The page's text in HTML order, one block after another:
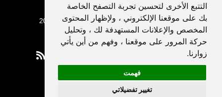
التتبع الأخرى لتحسين تجربة التصفح الخاصة
بك على موقعنا الإلكتروني ، ولإظهار المحتوى
المخصص والإعلانات المستهدفة لك ، وتحليل
حركة المرور على موقعنا ، وفهم من أين يأتي
زوارنا.
فهمت
تغيير تفضيلاتي
جميع الحقوق محفوظة لدنيا الوطن © 2003 - 2022
Privacy Policy